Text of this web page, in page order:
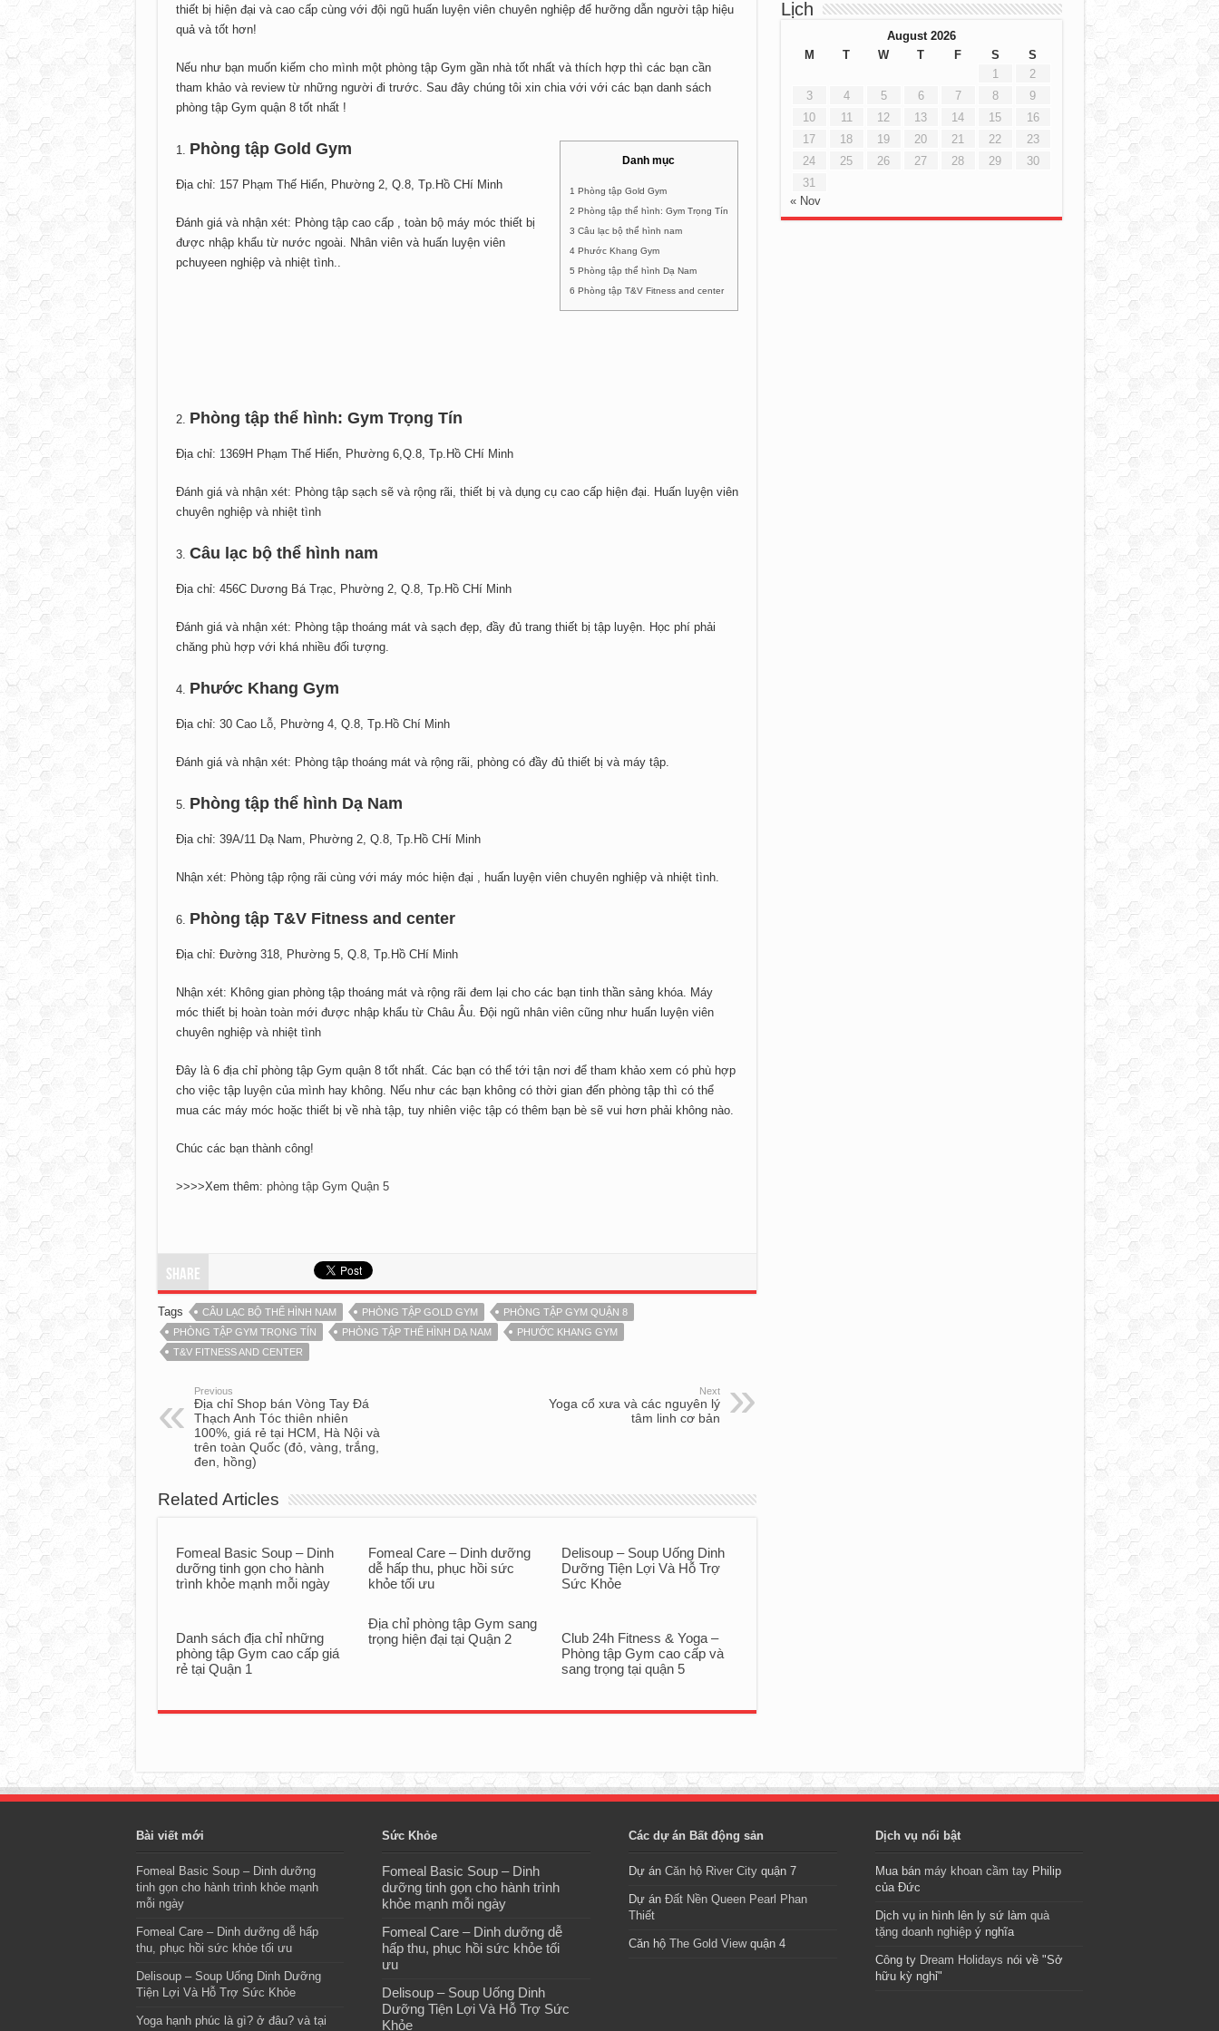
thiết bị hiện đại và cao cấp cùng với đội ngũ huấn luyện viên chuyên nghiệp để hưỡng dẫn người tập hiệu
quả và tốt hơn!
Nếu như bạn muốn kiếm cho mình một phòng tập Gym gần nhà tốt nhất và thích hợp thì các bạn cần
tham khảo và review từ những người đi trước. Sau đây chúng tôi xin chia với với các bạn danh sách
phòng tập Gym quận 8 tốt nhất !
Danh mục
1 Phòng tập Gold Gym
2 Phòng tập thể hình: Gym Trọng Tín
3 Câu lạc bộ thể hình nam
4 Phước Khang Gym
5 Phòng tập thể hình Dạ Nam
6 Phòng tập T&V Fitness and center
Phòng tập Gold Gym
Địa chỉ: 157 Phạm Thế Hiển, Phường 2, Q.8, Tp.Hồ CHí Minh
Đánh giá và nhận xét: Phòng tập cao cấp , toàn bộ máy móc thiết bị
được nhập khẩu từ nước ngoài. Nhân viên và huấn luyện viên
pchuyeen nghiệp và nhiệt tình..
Phòng tập thể hình: Gym Trọng Tín
Địa chỉ: 1369H Phạm Thế Hiển, Phường 6,Q.8, Tp.Hồ CHí Minh
Đánh giá và nhận xét: Phòng tập sạch sẽ và rộng rãi, thiết bị và dụng cụ cao cấp hiện đại. Huấn luyện viên
chuyên nghiệp và nhiệt tình
Câu lạc bộ thể hình nam
Địa chỉ: 456C Dương Bá Trạc, Phường 2, Q.8, Tp.Hồ CHí Minh
Đánh giá và nhận xét: Phòng tập thoáng mát và sạch đẹp, đầy đủ trang thiết bị tập luyện. Học phí phải
chăng phù hợp với khá nhiều đối tượng.
Phước Khang Gym
Địa chỉ: 30 Cao Lỗ, Phường 4, Q.8, Tp.Hồ Chí Minh
Đánh giá và nhận xét: Phòng tập thoáng mát và rộng rãi, phòng có đầy đủ thiết bị và máy tập.
Phòng tập thể hình Dạ Nam
Địa chỉ: 39A/11 Dạ Nam, Phường 2, Q.8, Tp.Hồ CHí Minh
Nhận xét: Phòng tập rộng rãi cùng với máy móc hiện đại , huấn luyện viên chuyên nghiệp và nhiệt tình.
Phòng tập T&V Fitness and center
Địa chỉ: Đường 318, Phường 5, Q.8, Tp.Hồ CHí Minh
Nhận xét: Không gian phòng tập thoáng mát và rộng rãi đem lại cho các bạn tinh thần sảng khóa. Máy
móc thiết bị hoàn toàn mới được nhập khẩu từ Châu Âu. Đội ngũ nhân viên cũng như huấn luyện viên
chuyên nghiệp và nhiệt tình
Đây là 6 địa chỉ phòng tập Gym quận 8 tốt nhất. Các bạn có thể tới tận nơi để tham khảo xem có phù hợp
cho việc tập luyện của mình hay không. Nếu như các bạn không có thời gian đến phòng tập thì có thể
mua các máy móc hoặc thiết bị về nhà tập, tuy nhiên việc tập có thêm bạn bè sẽ vui hơn phải không nào.
Chúc các bạn thành công!
>>>>Xem thêm: phòng tập Gym Quận 5
Share
Tags CÂU LẠC BỘ THỂ HÌNH NAM PHÒNG TẬP GOLD GYM
PHÒNG TẬP GYM QUẬN 8
PHÒNG TẬP GYM TRỌNG TÍN
PHÒNG TẬP THỂ HÌNH DẠ NAM
PHƯỚC KHANG GYM
T&V FITNESS AND CENTER
Previous
Địa chỉ Shop bán Vòng Tay Đá
Thạch Anh Tóc thiên nhiên
100%, giá rẻ tại HCM, Hà Nội và
trên toàn Quốc (đỏ, vàng, trắng,
đen, hồng)
Next
Yoga cổ xưa và các nguyên lý
tâm linh cơ bản
Related Articles
Fomeal Basic Soup – Dinh
dưỡng tinh gọn cho hành
trình khỏe mạnh mỗi ngày
Fomeal Care – Dinh dưỡng
dễ hấp thu, phục hồi sức
khỏe tối ưu
Delisoup – Soup Uống Dinh
Dưỡng Tiện Lợi Và Hỗ Trợ
Sức Khỏe
Danh sách địa chỉ những
phòng tập Gym cao cấp giá
rẻ tại Quận 1
Địa chỉ phòng tập Gym sang
trọng hiện đại tại Quận 2
Club 24h Fitness & Yoga –
Phòng tập Gym cao cấp và
sang trọng tại quận 5
Lịch
August 2026
M
T W T F S
S
1
2
3
4 5 6 7 8
9
10
11 12 13 14 15
16
17
18 19 20 21 22
23
24
25 26 27 28 29
30
31
« Nov
Bài viết mới
Fomeal Basic Soup – Dinh dưỡng
tinh gọn cho hành trình khỏe mạnh
mỗi ngày
Fomeal Care – Dinh dưỡng dễ hấp
thu, phục hồi sức khỏe tối ưu
Delisoup – Soup Uống Dinh Dưỡng
Tiện Lợi Và Hỗ Trợ Sức Khỏe
Yoga hạnh phúc là gì? ở đâu? và tại
Sức Khỏe
Fomeal Basic Soup – Dinh
dưỡng tinh gọn cho hành trình
khỏe mạnh mỗi ngày
Fomeal Care – Dinh dưỡng dễ
hấp thu, phục hồi sức khỏe tối
ưu
Delisoup – Soup Uống Dinh
Dưỡng Tiện Lợi Và Hỗ Trợ Sức
Khỏe
Các dự án Bất động sản
Dự án Căn hộ River Cityquận 7
Dự án Đất Nền Queen Pearl Phan
Thiết
Căn hộ The Gold Viewquận 4
Dịch vụ nổi bật
Mua bán máy khoan cầm tayPhilip
của Đức
Dịch vụ in hình lên ly sứ làm quà
tặng doanh nghiệpý nghĩa
Công ty Dream Holidays nói về "Sở
hữu kỳ nghỉ"